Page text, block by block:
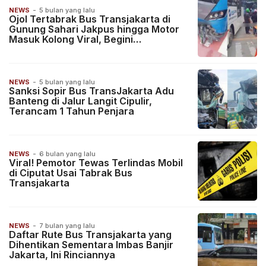
NEWS - 5 bulan yang lalu
Ojol Tertabrak Bus Transjakarta di
Gunung Sahari Jakpus hingga Motor
Masuk Kolong Viral, Begini
NEWS - 5 bulan yang lalu
Sanksi Sopir Bus TransJakarta Adu
Banteng di Jalur Langit Cipulir,
Terancam 1 Tahun Penjara
NEWS - 6 bulan yang lalu
Viral! Pemotor Tewas Terlindas Mobil
di Ciputat Usai Tabrak Bus
Transjakarta
NEWS - 7 bulan yang lalu
Daftar Rute Bus Transjakarta yang
Dihentikan Sementara Imbas Banjir
Jakarta, Ini Rinciannya